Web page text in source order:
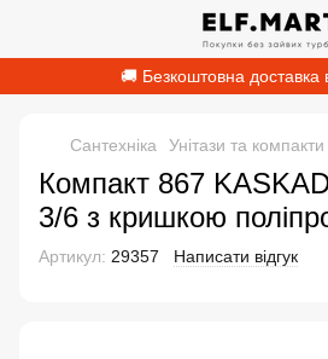
🚚 Безкоштовна доставка
Сантехніка Унітази та компакти
Компакт 867
3/6 з кришкою
Артикул: 29357 Написати відгук